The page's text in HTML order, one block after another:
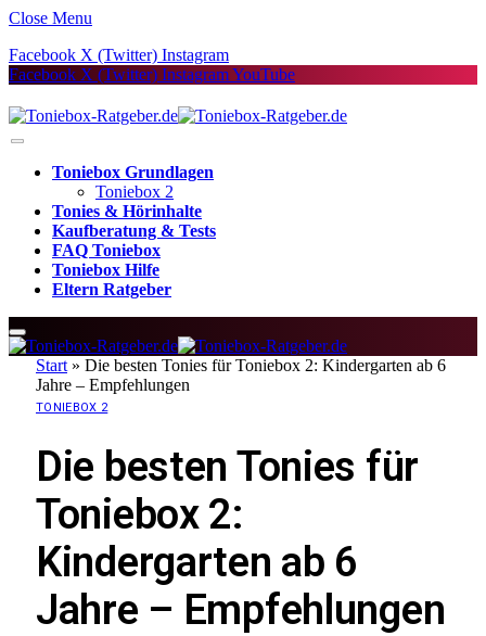
Close Menu
Facebook X (Twitter) Instagram
Facebook X (Twitter) InstagramYouTube
Toniebox Grundlagen
Toniebox 2
Tonies & Hörinhalte
Kaufberatung & Tests
FAQ Toniebox
Toniebox Hilfe
Eltern Ratgeber
Start » Die besten Tonies für Toniebox 2: Kindergarten ab 6
Jahre – Empfehlungen
TONIEBOX 2
Die besten Tonies für
Toniebox 2:
Kindergarten ab 6
Jahre – Empfehlungen